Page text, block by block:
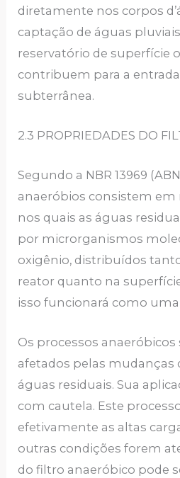
diretamente nos corpos
captação de águas
reservatório de superfície
contribuem para a
subterrânea.
2.3 PROPRIEDADES DO
Segundo a NBR 13969
anaeróbios consistem em
nos quais as águas
por microrganismos
oxigênio, distribuídos
reator quanto na
isso funcionará como
Os processos
afetados pelas mudanças
águas residuais. Sua
com cautela. Este
efetivamente as altas
outras condições forem
do filtro anaeróbico pode